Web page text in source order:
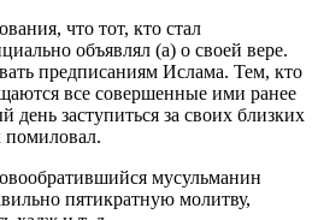
что тот, кто стал
объявлял (а) о своей вере.
предписаниям Ислама. Тем, кто
все совершенные ими ранее
заступиться за своих близких
помиловал.
мусульманин
пятикратную молитву,